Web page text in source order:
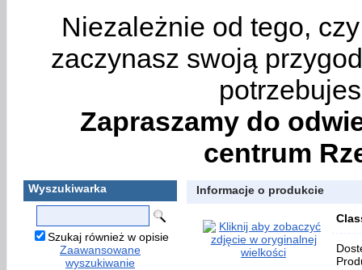
Niezależnie od tego,
zaczynasz swoją
Zapraszamy do
centrum
Wyszukiwarka
Szukaj również w opisie
Zaawansowane
wyszukiwanie
Informacje o produkcie